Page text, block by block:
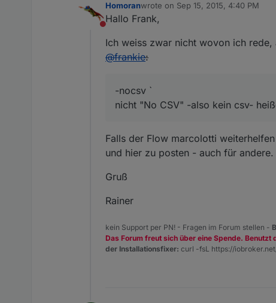
Do not disturb
Homoranwrote on Sep 15, 2015, 4:40 PM
last edited by
Hallo Frank,
Ich weiss zwar nicht wovon ich rede,
@frankie:
-nocsv `
nicht "No CSV" -also kein csv-
Falls der Flow marcolotti
und hier zu posten - auch für andere.
Gruß
Rainer
kein Support per PN! - Fragen im Forum stellen -
Das Forum freut sich über eine Spende.
der Installationsfixer: curl -fsL https://